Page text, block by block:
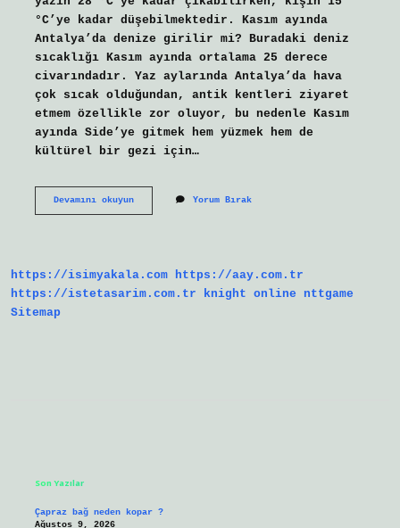
°C’ye kadar düşebilmektedir. Kasım ayında
Antalya’da denize girilir mi? Buradaki deniz
sıcaklığı Kasım ayında ortalama 25 derece
civarındadır. Yaz aylarında Antalya’da hava
çok sıcak olduğundan, antik kentleri ziyaret
etmem özellikle zor oluyor, bu nedenle Kasım
ayında Side’ye gitmek hem yüzmek hem de
kültürel bir gezi için…
Devamını okuyunAntalyada
Yorum Bırak
https://isimyakala.com https://aay.com.tr
https://istetasarim.com.tr
knight online
nttgame
Sitemap
Son Yazılar
Çapraz bağ neden kopar ?
Ağustos 9, 2026